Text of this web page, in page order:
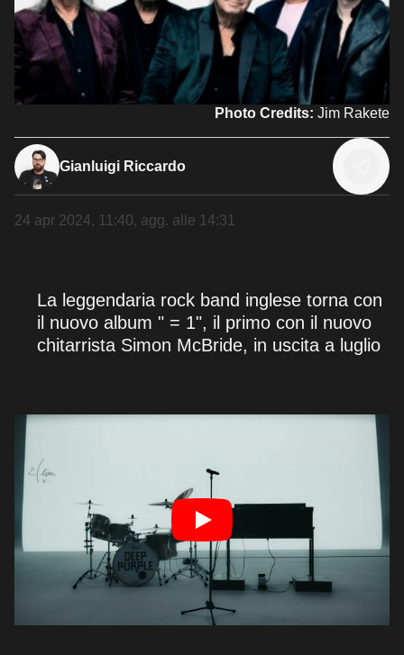
Photo Credits: Jim Rakete
Gianluigi Riccardo
24 apr 2024, 11:40, agg. alle 14:31
La leggendaria rock band inglese torna con
il nuovo album " = 1", il primo con il nuovo
chitarrista Simon McBride, in uscita a luglio